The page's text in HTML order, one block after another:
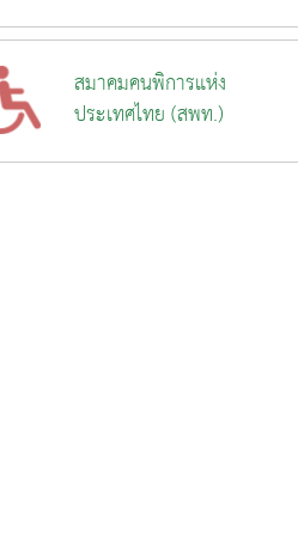
สมาคมคนพิการแห่ง
ประเทศไทย (สพท.)